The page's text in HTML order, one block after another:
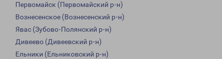
Первомайск (Первомайский р-н)
Вознесенское (Вознесенский р-н)
Явас (Зубово-Полянский р-н)
Дивеево (Дивеевский р-н)
Ельники (Ельниковский р-н)